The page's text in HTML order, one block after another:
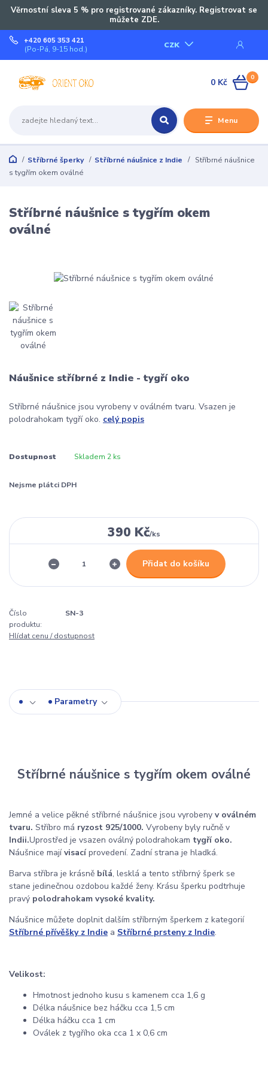
Věrnostní sleva 5 % pro registrované zákazníky. Registrovat se
můžete ZDE.
Menu
CZK
+420 605 353 421
(Po-Pá, 9-15 hod.)
0
0 Kč
Stříbrné šperky Stříbrné náušnice z Indie
Stříbrné náušnice
s tygřím okem oválné
Stříbrné náušnice s tygřím okem
oválné
Náušnice stříbrné z Indie - tygří oko
Stříbrné náušnice jsou vyrobeny v oválném tvaru. Vsazen je
polodrahokam tygří oko. celý popis
Dostupnost Skladem 2 ks
Nejsme plátci DPH
390 Kč/ks
Přidat do košíku
Číslo
produktu:
SN-3
Hlídat cenu / dostupnost
Parametry
Stříbrné náušnice s tygřím okem oválné
Jemné a velice pěkné stříbrné náušnice jsou vyrobeny v oválném
tvaru. Stříbro má ryzost 925/1000. Vyrobeny byly ručně v
Indii.Uprostřed je vsazen oválný polodrahokam tygří oko.
Náušnice majívisacíprovedení. Zadní strana je hladká.
Barva stříbra je krásně bílá, lesklá a tento stříbrný šperk se
stane jedinečnou ozdobou každé ženy. Krásu šperku podtrhuje
pravý polodrahokam vysoké kvality.
Náušnice můžete doplnit dalším stříbrným šperkem z kategorií
Stříbrné přívěšky z Indie a Stříbrné prsteny z Indie.
Velikost:
Hmotnost jednoho kusu s kamenem cca 1,6 g
Délka náušnice bez háčku cca 1,5 cm
Délka háčku cca 1 cm
Oválek z tygřího oka cca 1 x 0,6 cm